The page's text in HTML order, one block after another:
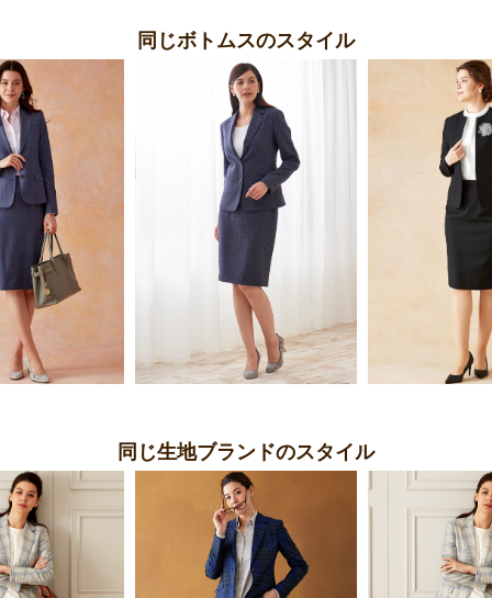
同じボトムスのスタイル
同じ生地ブランドのスタイル